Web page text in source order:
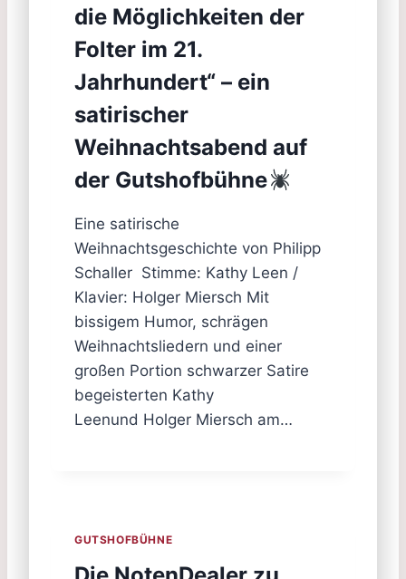
die Möglichkeiten der
Folter im 21.
Jahrhundert“ – ein
satirischer
Weihnachtsabend auf
der Gutshofbühne
Eine satirische
Weihnachtsgeschichte von Philipp
Schaller Stimme: Kathy Leen /
Klavier: Holger Miersch Mit
bissigem Humor, schrägen
Weihnachtsliedern und einer
großen Portion schwarzer Satire
begeisterten Kathy
Leenund Holger Miersch am…
GUTSHOFBÜHNE